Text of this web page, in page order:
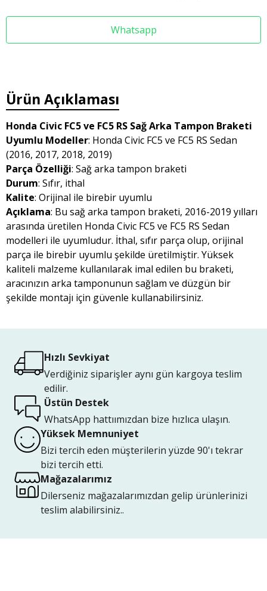
Whatsapp
Ürün Açıklaması
Honda Civic FC5 ve FC5 RS Sağ Arka Tampon Braketi
Uyumlu Modeller: Honda Civic FC5 ve FC5 RS Sedan
(2016, 2017, 2018, 2019)
Parça Özelliği: Sağ arka tampon braketi
Durum: Sıfır, ithal
Kalite: Orijinal ile birebir uyumlu
Açıklama: Bu sağ arka tampon braketi, 2016-2019 yılları
arasında üretilen Honda Civic FC5 ve FC5 RS Sedan
modelleri ile uyumludur. İthal, sıfır parça olup, orijinal
parça ile birebir uyumlu şekilde üretilmiştir. Yüksek
kaliteli malzeme kullanılarak imal edilen bu braketi,
aracınızın arka tamponunun sağlam ve düzgün bir
şekilde montajı için güvenle kullanabilirsiniz.
Hızlı Sevkiyat
Verdiğiniz siparişler aynı gün kargoya teslim
edilir.
Üstün Destek
WhatsApp hattıımızdan bize hızlıca ulaşın.
Yüksek Memnuniyet
Bizi tercih eden müşterilerin yüzde 90'ı tekrar
bizi tercih etti.
Mağazalarımız
Dilerseniz mağazalarımızdan gelip ürünlerinizi
teslim alabilirsiniz..